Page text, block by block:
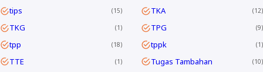
tips 15 TKA 12
TKG 1 TPG 9
tpp 18 tppk 1
TTE 1 Tugas Tambahan 10